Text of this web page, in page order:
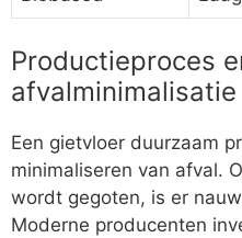
Productieproces
afvalminimalisatie
Een gietvloer duurzaam
minimaliseren van afval.
wordt gegoten, is er
Moderne producenten